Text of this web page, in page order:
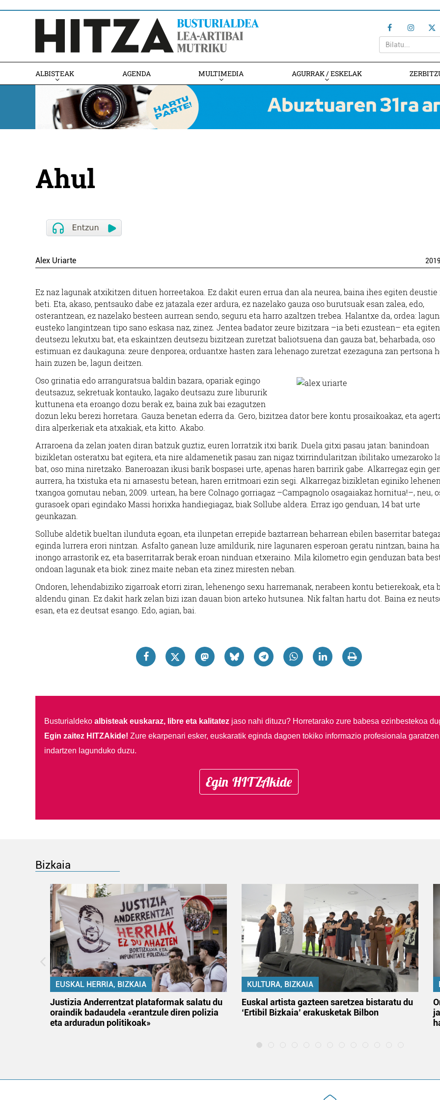
ALBISTEAK AGENDA MULTIMEDIA AGURRAK / ESKELAK
Ahul
Alex Uriarte 2019
Ez naz lagunak atxikitzen dituen horreetakoa. Ez dakit euren errua dan ala neurea, baina ihes egiten deustie
beti. Eta, akaso, pentsauko dabe ez jatazala ezer ardura, ez nazelako gauza oso burutsuak esan zalea, edo,
osterantzean, ez nazelako besteen aurrean sendo, seguru eta harro azaltzen trebea. Halantxe da, ordea:
eusteko langintzean tipo sano eskasa naz, zinez. Jentea badator zeure bizitzara –ia beti ezustean– eta egiten
deutsezu lekutxu bat, eta eskaintzen deutsezu bizitzean zuretzat baliotsuena dan gauza bat, beharbada, oso
estimuan ez daukaguna: zeure denporea; orduantxe hasten zara lehenago zuretzat ezezaguna zan pertsona
hain zuzen be, lagun deitzen.
Oso grinatia edo arranguratsua baldin bazara, opariak egingo
deutsazuz, sekretuak kontauko, lagako deutsazu zure libururik
kuttunena eta eroango dozu berak ez, baina zuk bai ezagutzen
dozun leku berezi horretara. Gauza benetan ederra da. Gero, bizitzea dator bere kontu prosaikoakaz, eta
dira alperkeriak eta atxakiak, eta kitto. Akabo.
Arraroena da zelan joaten diran batzuk guztiz, euren lorratzik itxi barik. Duela gitxi pasau jatan: banindoan
bizikletan osteratxu bat egitera, eta nire aldamenetik pasau zan nigaz txirrindularitzan ibilitako umezaroko
bat, oso mina niretzako. Baneroazan ikusi barik bospasei urte, apenas haren barririk gabe. Alkarregaz egin
aurrera, ha txistuka eta ni arnasestu betean, haren erritmoari ezin segi. Alkarregaz bizikletan eginiko
txangoa gomutau neban, 2009. urtean, ha bere Colnago gorriagaz –Campagnolo osagaiakaz hornitua!–, neu,
gurasoek opari egindako Massi horixka handiegiagaz, biak Sollube aldera. Erraz igo genduan, 14 bat urte
geunkazan.
Sollube aldetik bueltan ilunduta egoan, eta ilunpetan errepide baztarrean beharrean ebilen baserritar
eginda lurrera erori nintzan. Asfalto ganean luze amildurik, nire lagunaren esperoan geratu nintzan, baina
inongo arrastorik ez, eta baserritarrak berak eroan ninduan etxeraino. Mila kilometro egin genduzan bata
ondoan lagunak eta biok: zinez maite neban eta zinez miresten neban.
Ondoren, lehendabiziko zigarroak etorri ziran, lehenengo sexu harremanak, nerabeen kontu betierekoak, eta
aldendu ginan. Ez dakit hark zelan bizi izan dauan bion arteko hutsunea. Nik faltan hartu dot. Baina ez
esan, eta ez deutsat esango. Edo, agian, bai.
Busturialdeko albisteak euskaraz, libre eta kalitatezjaso nahi dituzu? Horretarako zure babesa ezinbestekoa
Egin zaitez HITZAkide! Zure ekarpenari esker, euskaratik eginda dagoen tokiko informazio profesionala garatzen
indartzen lagunduko duzu.
Egin HITZAkide
Bizkaia
EUSKAL HERRIA, BIZKAIA
Justizia Anderrentzat plataformak salatu du
oraindik badaudela «erantzule diren polizia
eta arduradun politikoak»
KULTURA, BIZKAIA
Euskal artista gazteen saretzea bistaratu du
‘Ertibil Bizkaia’ erakusketak Bilbon